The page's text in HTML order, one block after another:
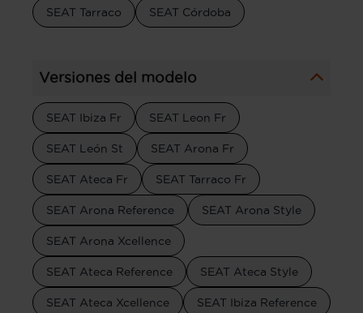
SEAT Tarraco SEAT Córdoba
Versiones del modelo
SEAT Ibiza Fr SEAT Leon Fr
SEAT León St SEAT Arona Fr
SEAT Ateca Fr SEAT Tarraco Fr
SEAT Arona Reference SEAT Arona Style
SEAT Arona Xcellence
SEAT Ateca Reference SEAT Ateca Style
SEAT Ateca Xcellence SEAT Ibiza Reference